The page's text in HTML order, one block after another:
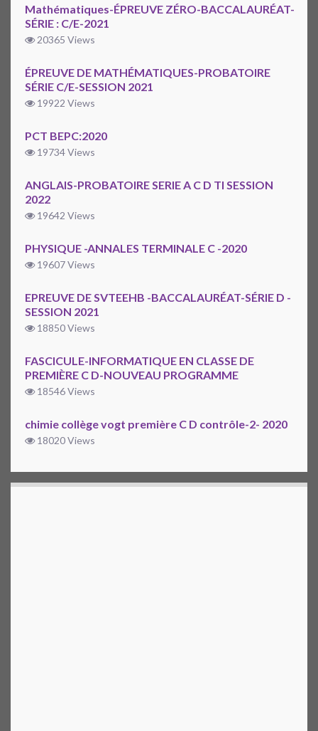
Mathématiques-ÉPREUVE ZÉRO-BACCALAURÉAT-
SÉRIE : C/E-2021
20365 Views
ÉPREUVE DE MATHÉMATIQUES-PROBATOIRE
SÉRIE C/E-SESSION 2021
19922 Views
PCT BEPC:2020
19734 Views
ANGLAIS-PROBATOIRE SERIE A C D TI SESSION
2022
19642 Views
PHYSIQUE -ANNALES TERMINALE C -2020
19607 Views
EPREUVE DE SVTEEHB -BACCALAURÉAT-SÉRIE D -
SESSION 2021
18850 Views
FASCICULE-INFORMATIQUE EN CLASSE DE
PREMIÈRE C D-NOUVEAU PROGRAMME
18546 Views
chimie collège vogt première C D contrôle-2- 2020
18020 Views